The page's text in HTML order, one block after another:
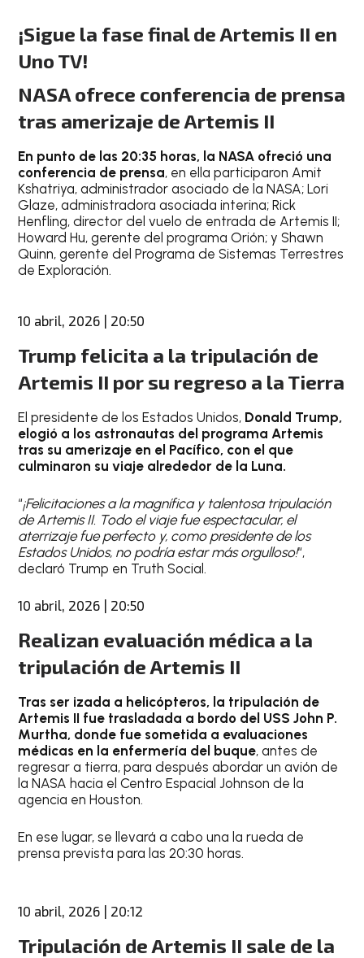
¡Sigue la fase final de Artemis II en
Uno TV!
NASA ofrece conferencia de prensa
tras amerizaje de Artemis II
En punto de las 20:35 horas, la NASA ofreció una
conferencia de prensa, en ella participaron Amit
Kshatriya, administrador asociado de la NASA; Lori
Glaze, administradora asociada interina; Rick
Henfling, director del vuelo de entrada de Artemis II;
Howard Hu, gerente del programa Orión; y Shawn
Quinn, gerente del Programa de Sistemas Terrestres
de Exploración.
10 abril, 2026 | 20:50
Trump felicita a la tripulación de
Artemis II por su regreso a la Tierra
El presidente de los Estados Unidos, Donald Trump,
elogió a los astronautas del programa Artemis
tras su amerizaje en el Pacífico, con el que
culminaron su viaje alrededor de la Luna.
“¡Felicitaciones a la magnífica y talentosa tripulación
de Artemis II. Todo el viaje fue espectacular, el
aterrizaje fue perfecto y, como presidente de los
Estados Unidos, no podría estar más orgulloso!“,
declaró Trump en Truth Social.
10 abril, 2026 | 20:50
Realizan evaluación médica a la
tripulación de Artemis II
Tras ser izada a helicópteros, la tripulación de
Artemis II fue trasladada a bordo del USS John P.
Murtha, donde fue sometida a evaluaciones
médicas en la enfermería del buque, antes de
regresar a tierra, para después abordar un avión de
la NASA hacia el Centro Espacial Johnson de la
agencia en Houston.
En ese lugar, se llevará a cabo una la rueda de
prensa prevista para las 20:30 horas.
10 abril, 2026 | 20:12
Tripulación de Artemis II sale de la